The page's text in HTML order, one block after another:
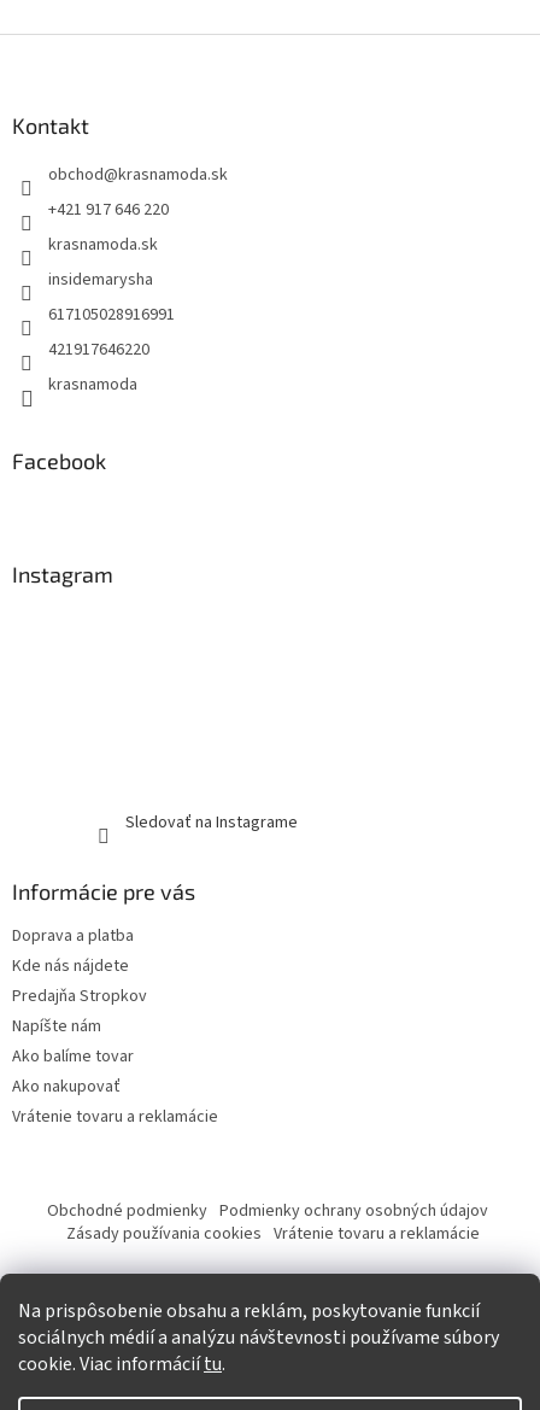
Na prispôsobenie obsahu a reklám, poskytovanie funkcií
sociálnych médií a analýzu návštevnosti používame súbory
cookie. Viac informáciítu.
Kontakt
obchod@krasnamoda.sk
+421 917 646 220
krasnamoda.sk
insidemarysha
617105028916991
421917646220
krasnamoda
Facebook
Instagram
Sledovať na Instagrame
Informácie pre vás
Doprava a platba
Kde nás nájdete
Predajňa Stropkov
Napíšte nám
Ako balíme tovar
Ako nakupovať
Vrátenie tovaru a reklamácie
Obchodné podmienky Podmienky ochrany osobných údajov
Zásady používania cookies Vrátenie tovaru a reklamácie
Tvorba eshopu a SEO optimalizácia